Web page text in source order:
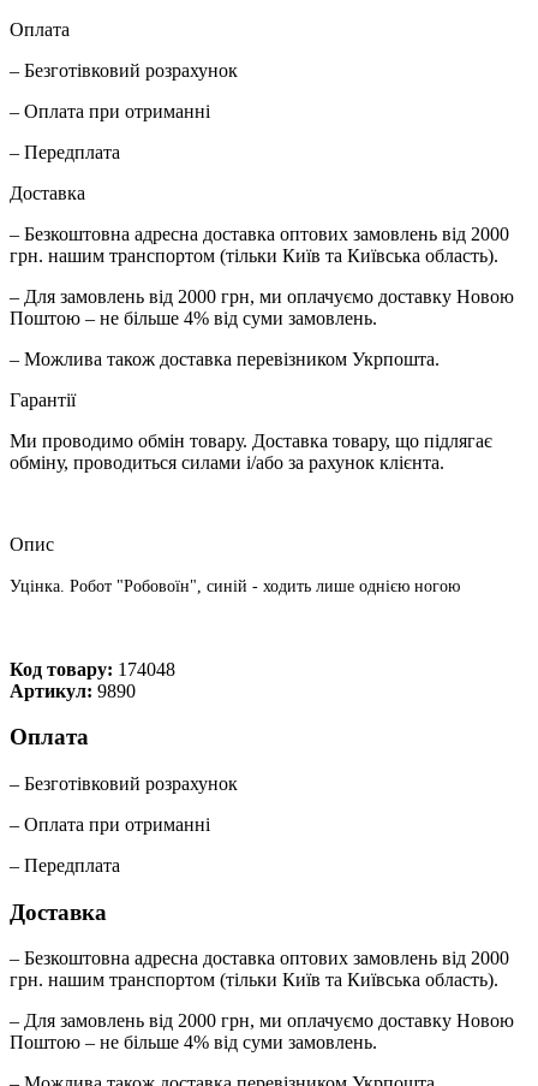
Оплата
– Безготівковий розрахунок
– Оплата при отриманні
– Передплата
Доставка
– Безкоштовна адресна доставка оптових замовлень від 2000
грн. нашим транспортом (тільки Київ та Київська область).
– Для замовлень від 2000 грн, ми оплачуємо доставку Новою
Поштою – не більше 4% від суми замовлень.
– Можлива також доставка перевізником Укрпошта.
Гарантії
Ми проводимо обмін товару. Доставка товару, що підлягає
обміну, проводиться силами і/або за рахунок клієнта.
Опис
Уцінка. Робот "Робовоїн", синій - ходить лише однією ногою
Код товару: 174048
Артикул: 9890
Оплата
– Безготівковий розрахунок
– Оплата при отриманні
– Передплата
Доставка
– Безкоштовна адресна доставка оптових замовлень від 2000
грн. нашим транспортом (тільки Київ та Київська область).
– Для замовлень від 2000 грн, ми оплачуємо доставку Новою
Поштою – не більше 4% від суми замовлень.